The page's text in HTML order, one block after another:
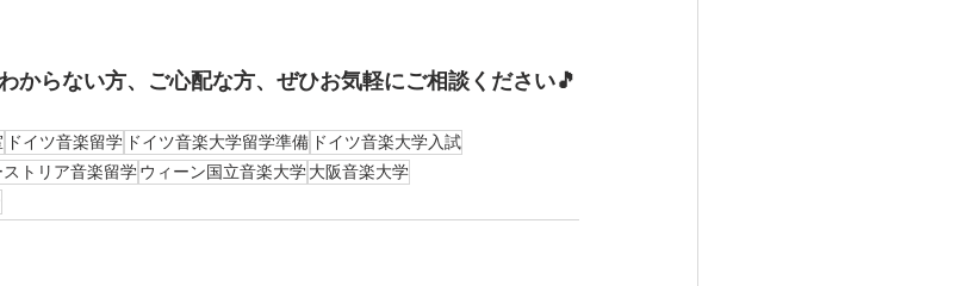
からない方、ご心配な方、ぜひお気軽にご相談ください🎵
ドイツ音楽留学 ドイツ音楽大学留学準備 ドイツ音楽大学入試
ストリア音楽留学ウィーン国立音楽大学大阪音楽大学